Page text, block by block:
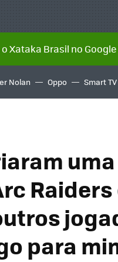
Xataka Brasil no
Nolan Oppo Smart TV
para